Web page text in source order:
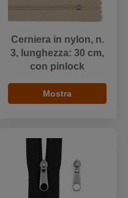
Cerniera in nylon, n.
3, lunghezza: 30 cm,
con pinlock
Mostra